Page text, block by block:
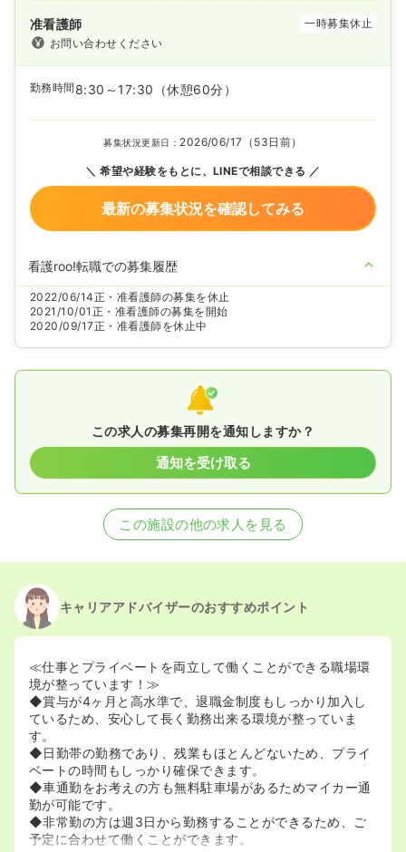
准看護師
一時募集休止
お問い合わせください
勤務時間 8:30～17:30 （休憩60分）
募集状況更新日： 2026/06/17（53日前）
希望や経験をもとに、LINEで相談できる
最新の募集状況を確認してみる
看護roo!転職での募集履歴
2022/06/14正・准看護師の募集を休止
2021/10/01 正・准看護師の募集を開始
2020/09/17正・准看護師を休止中
この求人の募集再開を通知しますか？
通知を受け取る
この施設の他の求人を見る
キャリアアドバイザーのおすすめポイント
≪仕事とプライベートを両立して働くことができる職場環
境が整っています！≫
◆賞与が4ヶ月と高水準で、退職金制度もしっかり加入し
ているため、安心して長く勤務出来る環境が整っていま
す。
◆日勤帯の勤務であり、残業もほとんどないため、プライ
ベートの時間もしっかり確保できます。
◆車通勤をお考えの方も無料駐車場があるためマイカー通
勤が可能です。
◆非常勤の方は週3日から勤務することができるため、ご
予定に合わせて働くことができます。